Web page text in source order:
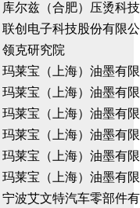
库尔兹（合肥）压烫科
联创电子科技股份有限
领克研究院
玛莱宝（上海）油墨有
玛莱宝（上海）油墨有
玛莱宝（上海）油墨有
玛莱宝（上海）油墨有
玛莱宝（上海）油墨有
玛莱宝（上海）油墨有
宁波艾文特汽车零部件